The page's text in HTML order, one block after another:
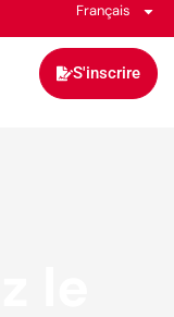
Français
S'inscrire